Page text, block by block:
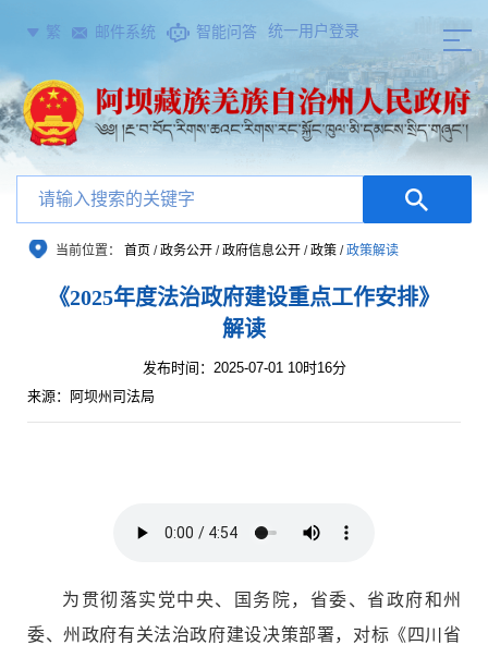
繁 邮件系统 智能问答 统一用户登录
当前位置： 首页 /政务公开 /政府信息公开 /政策 /政策解读
《2025年度法治政府建设重点工作安排》
解读
发布时间：2025-07-01 10时16分
来源：阿坝州司法局
为贯彻落实党中央、国务院，省委、省政府和州
委、州政府有关法治政府建设决策部署，对标 《四川省